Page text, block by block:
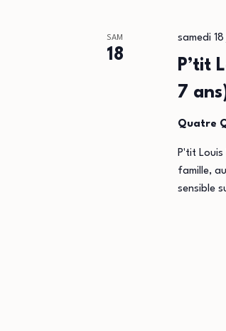
SAM
18
P’tit
7
samedi
Quatre
P'tit
famille,
sensible